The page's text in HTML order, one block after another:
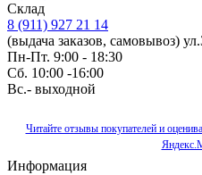
Склад
8 (911) 927 21 14
(выдача заказов, самовывоз)
Пн-Пт. 9:00 - 18:30
Сб. 10:00 -16:00
Вс.- выходной
Читайте отзывы покупателей и
Информация